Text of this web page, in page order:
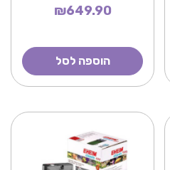
₪649.90
הוספה לסל